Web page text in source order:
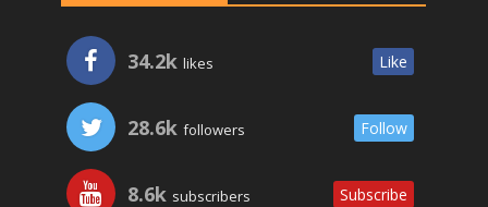
34.2k likes Like
28.6k followers Follow
8.6k subscribers Subscribe